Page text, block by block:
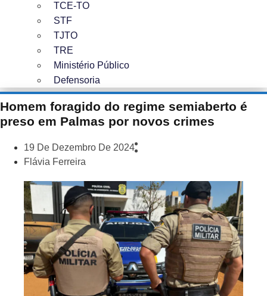
TCE-TO
STF
TJTO
TRE
Ministério Público
Defensoria
Homem foragido do regime semiaberto é
preso em Palmas por novos crimes
19 De Dezembro De 2024
Flávia Ferreira